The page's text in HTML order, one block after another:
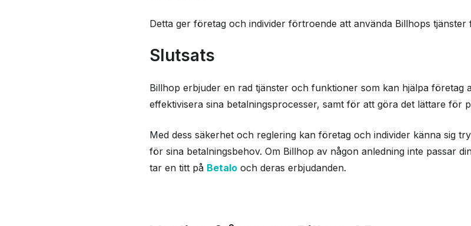
Detta ger företag och individer förtroende att använda Billhops tjänster
Slutsats
Billhop erbjuder en rad tjänster och funktioner som kan hjälpa företag
effektivisera sina betalningsprocesser, samt för att göra det lättare för
Med dess säkerhet och reglering kan företag och individer känna sig
för sina betalningsbehov. Om Billhop av någon anledning inte passar
tar en titt på Betalooch deras erbjudanden.